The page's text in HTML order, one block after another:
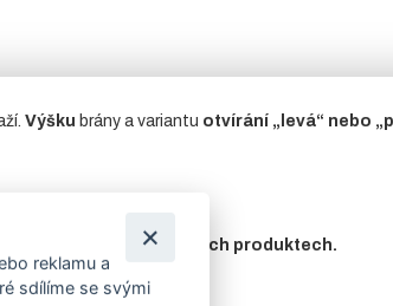
Výšku brány a variantu otvírání „levá“ nebo
v souvisejících produktech.
reklamu a
sdílíme se svými